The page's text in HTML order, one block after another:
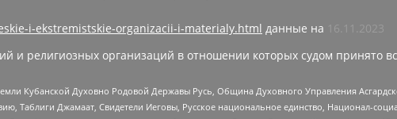
i-ekstremistskie-organizacii-i-materialy.html данные на
16.11.2023
и религиозных организаций в отношении которых судом принято
Кубанской Духовно Родовой Державы Русь, Община Духовного Управления
Таблиги Джамаат, Свидетели Иеговы, Русское национальное единство, Национал-